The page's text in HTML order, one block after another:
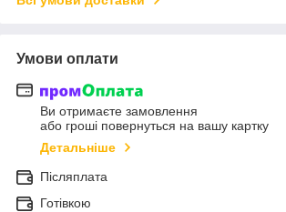
Умови оплати
Ви отримаєте замовлення
або гроші повернуться на вашу картку
Детальніше
Післяплата
Готівкою